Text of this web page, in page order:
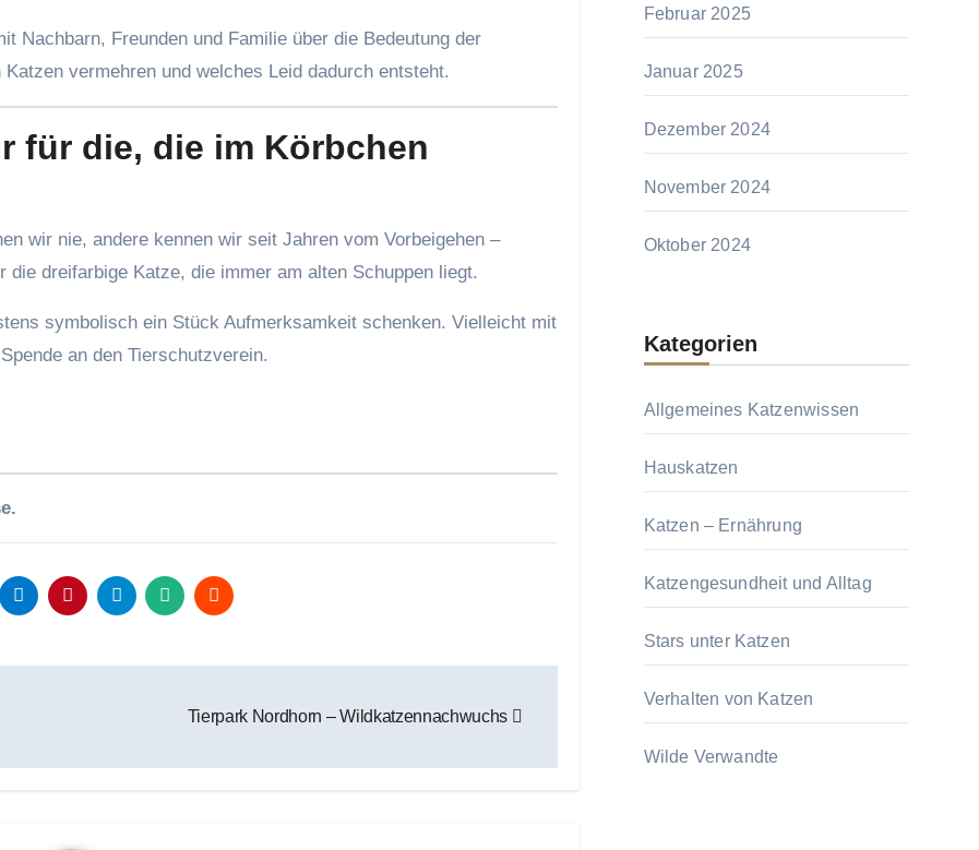
Nachbarn, Freunden und Familie über die Bedeutung der
vermehren und welches Leid dadurch entsteht.
für die, die im Körbchen
wir nie, andere kennen wir seit Jahren vom Vorbeigehen –
dreifarbige Katze, die immer am alten Schuppen liegt.
symbolisch ein Stück Aufmerksamkeit schenken. Vielleicht mit
an den Tierschutzverein.
Tierpark Nordhorn – Wildkatzennachwuchs
Februar 2025
Januar 2025
Dezember 2024
November 2024
Oktober 2024
Kategorien
Allgemeines Katzenwissen
Hauskatzen
Katzen – Ernährung
Katzengesundheit und Alltag
Stars unter Katzen
Verhalten von Katzen
Wilde Verwandte